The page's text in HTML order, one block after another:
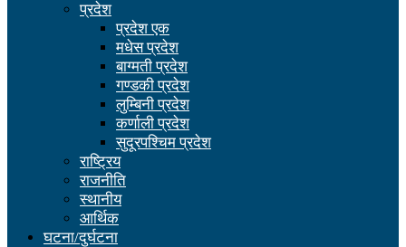
प्रदेश
प्रदेश एक
मधेस प्रदेश
बाग्मती प्रदेश
गण्डकी प्रदेश
लुम्बिनी प्रदेश
कर्णाली प्रदेश
सुदूरपश्चिम प्रदेश
राष्ट्रिय
राजनीति
स्थानीय
आर्थिक
घटना/दुर्घटना